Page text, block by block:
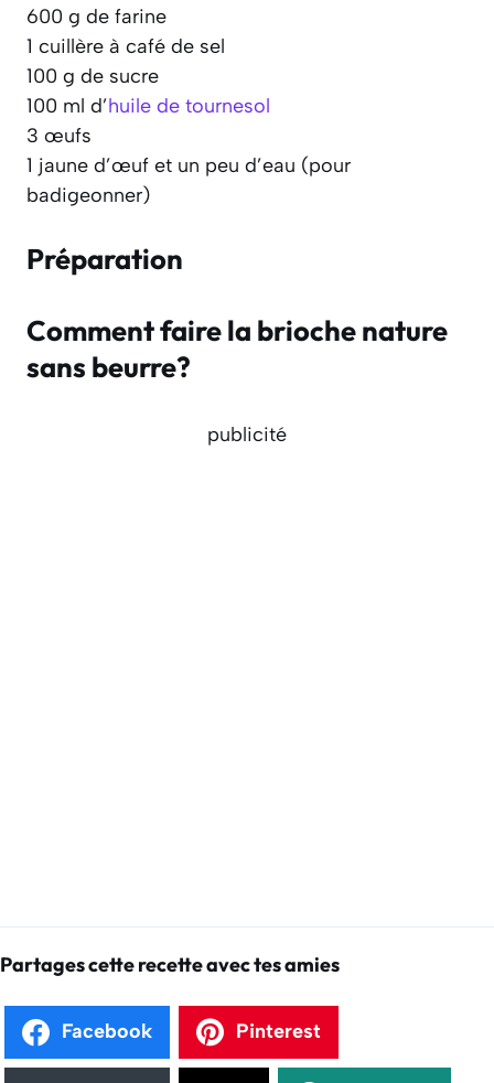
600 g de farine
1 cuillère à café de sel
100 g de sucre
100 ml d’huile de tournesol
3 œufs
1 jaune d’œuf et un peu d’eau (pour
badigeonner)
Préparation
Comment faire la brioche nature
sans beurre?
publicité
Partages cette recette avec tes amies
Facebook Pinterest